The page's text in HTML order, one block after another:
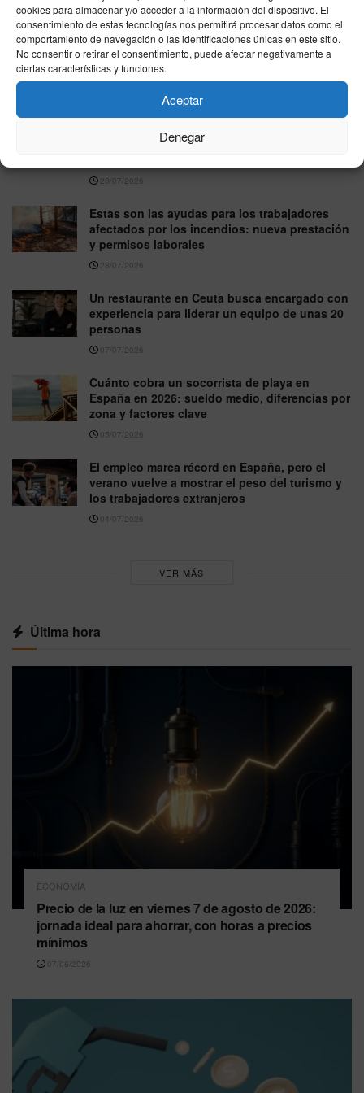
cookies para almacenar y/o acceder a la información del dispositivo. El
consentimiento de estas tecnologías nos permitirá procesar datos como el
comportamiento de navegación o las identificaciones únicas en este sitio.
No consentir o retirar el consentimiento, puede afectar negativamente a
ciertas características y funciones.
Aceptar
Denegar
CCOO y UGT presionan a Yolanda Díaz: exigen
regular ya el trabajo digital para respaldarla en
la OIT
Jubilación anticipada a los 56 años: estas son
las 11 nuevas enfermedades incluidas por el
28/07/2026
Estas son las ayudas para los trabajadores
afectados por los incendios: nueva prestación
y permisos laborales
28/07/2026
Un restaurante en Ceuta busca encargado con
experiencia para liderar un equipo de unas 20
personas
07/07/2026
Cuánto cobra un socorrista de playa en
España en 2026: sueldo medio, diferencias por
zona y factores clave
05/07/2026
El empleo marca récord en España, pero el
verano vuelve a mostrar el peso del turismo y
los trabajadores extranjeros
04/07/2026
VER MÁS
Última hora
ECONOMÍA
Precio de la luz en viernes 7 de agosto de 2026:
jornada ideal para ahorrar, con horas a precios
mínimos
07/08/2026